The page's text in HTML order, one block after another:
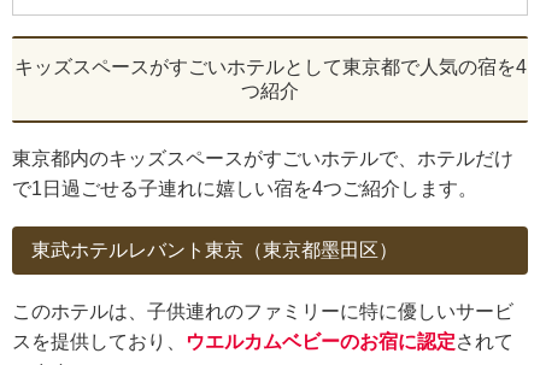
キッズスペースがすごいホテルとして東京都で人気の宿を4
つ紹介
東京都内のキッズスペースがすごいホテルで、ホテルだけ
で1日過ごせる子連れに嬉しい宿を4つご紹介します。
東武ホテルレバント東京（東京都墨田区）
このホテルは、子供連れのファミリーに特に優しいサービ
スを提供しており、
ウエルカムベビーのお宿に認定されて